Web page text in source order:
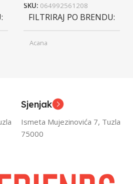
SKU: 064992561208
FILTRIRAJ PO BRENDU
Acana
FILTRIRAJ PO TEŽINI
Sjenjak
Ismeta Mujezinovića 7, Tuzla
75000